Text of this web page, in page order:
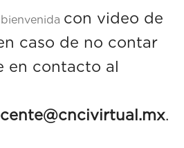
con video de
caso de no contar
en contacto al
.